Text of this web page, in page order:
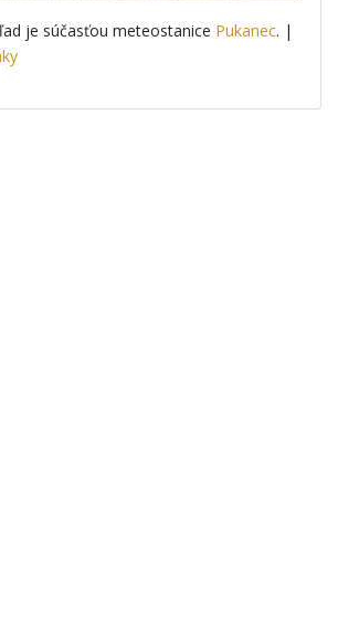
je súčasťou meteostanice Pukanec. |